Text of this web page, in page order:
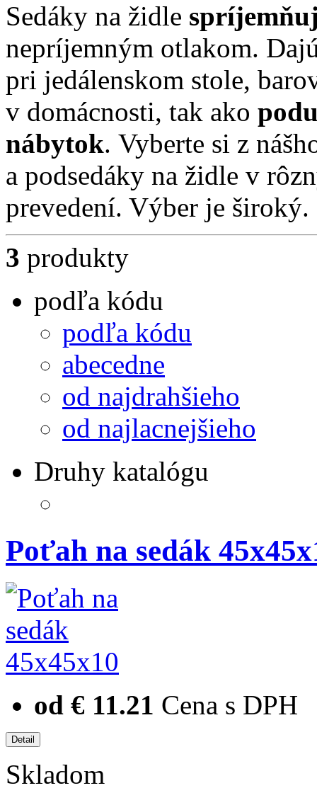
Sedáky na židle
nepríjemným otlakom.
pri jedálenskom stole,
v domácnosti, tak ako
nábytok. Vyberte si z
a podsedáky na židle v
prevedení. Výber je široký.
3 produkty
podľa kódu
podľa kódu
abecedne
od najdrahšieho
od najlacnejšieho
Druhy katalógu
Poťah na sedák
od € 11.21 Cena s DPH
Skladom